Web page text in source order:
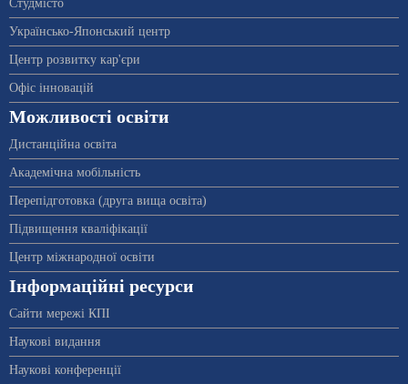
Студмісто
Українсько-Японський центр
Центр розвитку кар'єри
Офіс інновацій
Можливості освіти
Дистанційна освіта
Академічна мобільність
Перепідготовка (друга вища освіта)
Підвищення кваліфікації
Центр міжнародної освіти
Інформаційні ресурси
Сайти мережі КПІ
Наукові видання
Наукові конференції